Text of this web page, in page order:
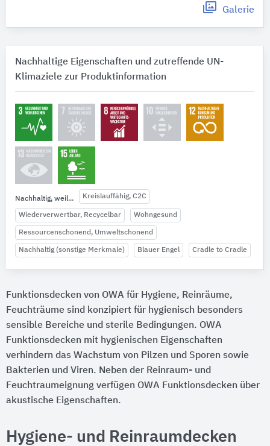
Galerie
Nachhaltige Eigenschaften und zutreffende UN-
Klimaziele zur Produktinformation
Nachhaltig, weil... Kreislauffähig, C2C
Wiederverwertbar, Recycelbar Wohngesund
Ressourcenschonend, Umweltschonend
Nachhaltig (sonstige Merkmale) Blauer Engel Cradle to Cradle
Funktionsdecken von OWA für Hygiene, Reinräume,
Feuchträume sind konzipiert für hygienisch besonders
sensible Bereiche und sterile Bedingungen. OWA
Funktionsdecken mit hygienischen Eigenschaften
verhindern das Wachstum von Pilzen und Sporen sowie
Bakterien und Viren. Neben der Reinraum- und
Feuchtraumeignung verfügen OWA Funktionsdecken über
akustische Eigenschaften.
Hygiene- und Reinraumdecken